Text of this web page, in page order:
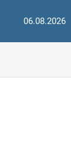
06.08.2026